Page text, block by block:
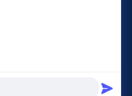
όλα τα πνευματικά